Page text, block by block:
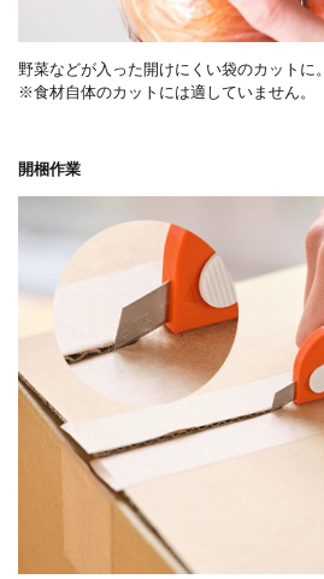
野菜などが入った開けにくい袋のカットに。
※食材自体のカットには適していません。
開梱作業